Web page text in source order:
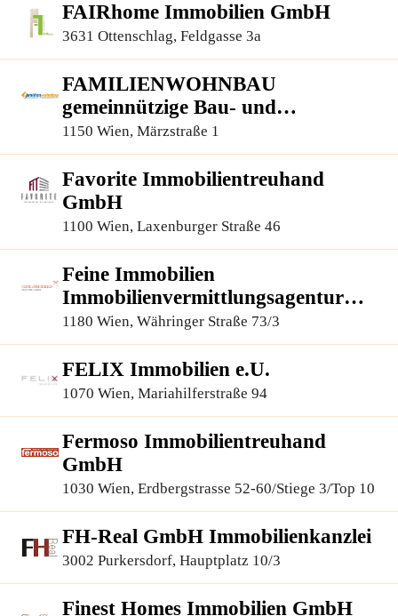
FAIRhome Immobilien GmbH
3631 Ottenschlag, Feldgasse 3a
FAMILIENWOHNBAU
gemeinnützige Bau- und
Siedlungsges.m.b.H.
1150 Wien, Märzstraße 1
Favorite Immobilientreuhand
GmbH
1100 Wien, Laxenburger Straße 46
Feine Immobilien
Immobilienvermittlungsagentur
GmbH
1180 Wien, Währinger Straße 73/3
FELIX Immobilien e.U.
1070 Wien, Mariahilferstraße 94
Fermoso Immobilientreuhand
GmbH
1030 Wien, Erdbergstrasse 52-60/Stiege 3/Top 10
FH-Real GmbH Immobilienkanzlei
3002 Purkersdorf, Hauptplatz 10/3
Finest Homes Immobilien GmbH